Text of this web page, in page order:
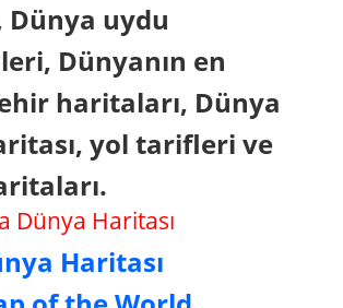
Dünya uydu
Dünyanın en
haritaları, Dünya
yol tarifleri ve
Dünya Haritası
Haritası